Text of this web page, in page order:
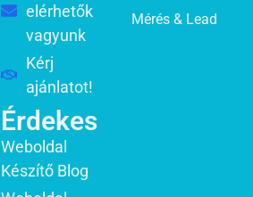
elérhetők
vagyunk
Kérj
ajánlatot!
Érdekes
Weboldal
Készítő Blog
Mérés & Lead